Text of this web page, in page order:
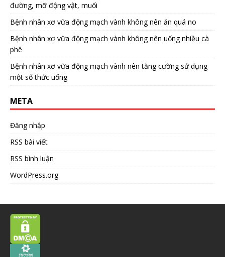
đường, mỡ động vật, muối
Bệnh nhân xơ vữa động mạch vành không nên ăn quá no
Bệnh nhân xơ vữa động mạch vành không nên uống nhiều cà
phê
Bệnh nhân xơ vữa động mạch vành nên tăng cường sử dụng
một số thức uống
META
Đăng nhập
RSS bài viết
RSS bình luận
WordPress.org